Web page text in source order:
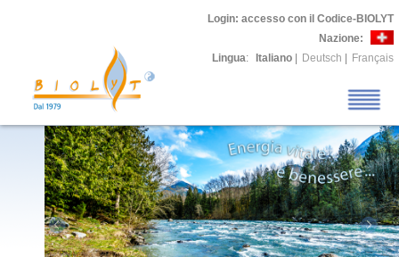
Login: accesso con il Codice-BIOLYT
Nazione:
Lingua: Italiano Deutsch Français